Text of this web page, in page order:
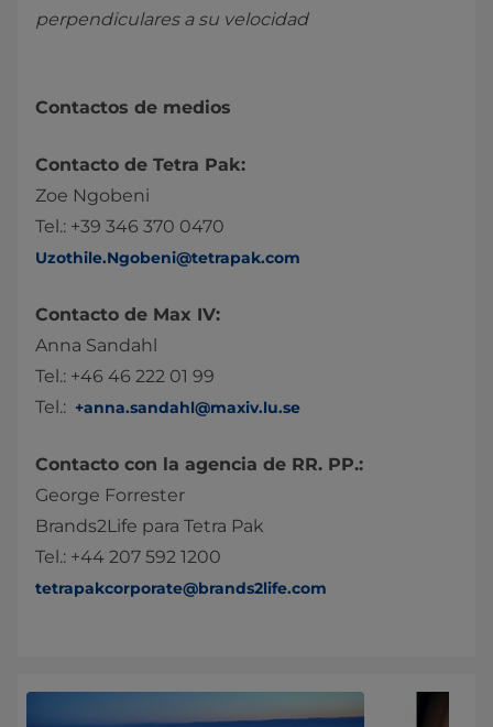
perpendiculares a su velocidad
Contactos de medios
Contacto de Tetra Pak:
Zoe Ngobeni
Tel.: +39 346 370 0470
Uzothile.Ngobeni@tetrapak.com
Contacto de Max IV:
Anna Sandahl
Tel.: +46 46 222 01 99
Tel.: +anna.sandahl@maxiv.lu.se
Contacto con la agencia de RR. PP.:
George Forrester
Brands2Life para Tetra Pak
Tel.: +44 207 592 1200
tetrapakcorporate@brands2life.com